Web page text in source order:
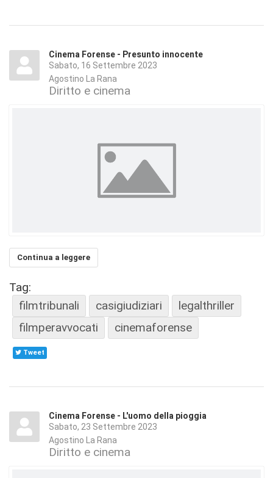
Cinema Forense - Presunto innocente
Sabato, 16 Settembre 2023
Agostino La Rana
Diritto e cinema
Continua a leggere
Tag:
filmtribunali
casigiudiziari
legalthriller
filmperavvocati
cinemaforense
Tweet
Cinema Forense - L'uomo della pioggia
Sabato, 23 Settembre 2023
Agostino La Rana
Diritto e cinema